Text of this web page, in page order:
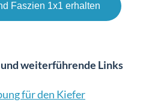
Faszien 1x1 erhalten
weiterführende Links
für den Kiefer